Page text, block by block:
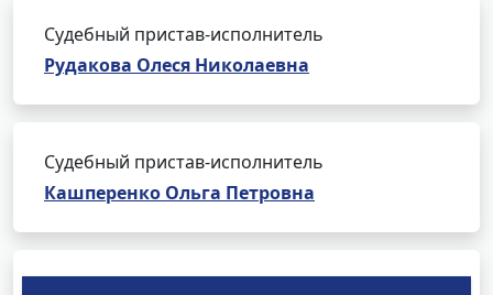
Судебный пристав-исполнитель
Рудакова Олеся Николаевна
Судебный пристав-исполнитель
Кашперенко Ольга Петровна